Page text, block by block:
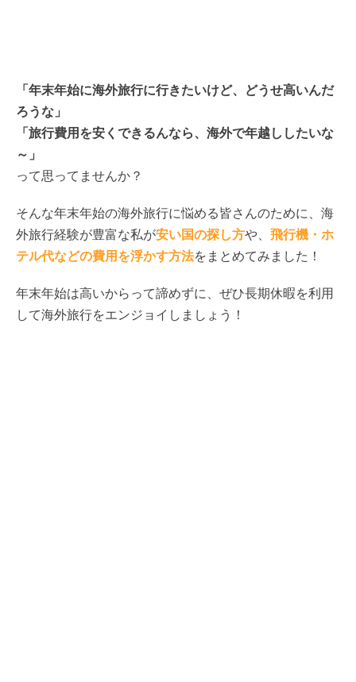
「年末年始に海外旅行に行きたいけど、どうせ高いんだ
ろうな」
「旅行費用を安くできるんなら、海外で年越ししたいな
～」
って思ってませんか？
そんな年末年始の海外旅行に悩める皆さんのために、海
外旅行経験が豊富な私が安い国の探し方や、 飛行機・ホ
テル代などの費用を浮かす方法をまとめてみました！
年末年始は高いからって諦めずに、ぜひ長期休暇を利用
して海外旅行をエンジョイしましょう！